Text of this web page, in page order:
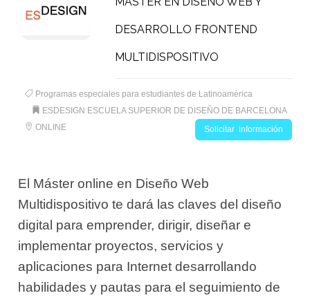
DESARROLLO FRONTEND
MULTIDISPOSITIVO
Programas especiales para estudiantes de Latinoamérica
ESDESIGN ESCUELA SUPERIOR DE DISEÑO DE BARCELONA
ONLINE
Solicitar información
El Máster online en Diseño Web
Multidispositivo te dará las claves del diseño
digital para emprender, dirigir, diseñar e
implementar proyectos, servicios y
aplicaciones para Internet desarrollando
habilidades y pautas para el seguimiento de